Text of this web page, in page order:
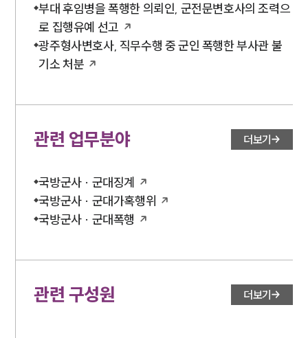
부대 후임병을 폭행한 의뢰인, 군전문변호사의 조력으
로 집행유예 선고
광주형사변호사, 직무수행 중 군인 폭행한 부사관 불
기소 처분
관련 업무분야 더보기
국방군사 · 군대징계
국방군사 · 군대가혹행위
국방군사 · 군대폭행
관련 구성원 더보기